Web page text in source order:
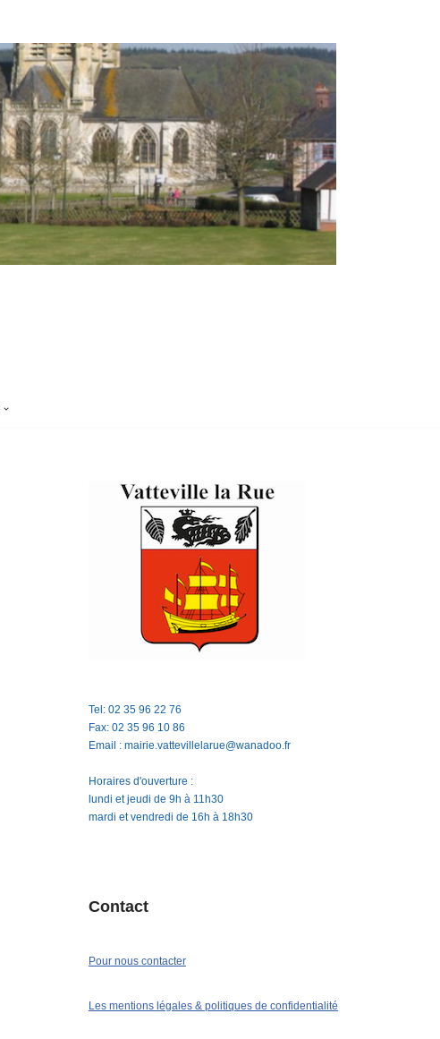
Tel: 02 35 96 22 76
Fax: 02 35 96 10 86
Email : mairie.vattevillelarue@wanadoo.fr
Horaires d'ouverture :
lundi et jeudi de 9h à 11h30
mardi et vendredi de 16h à 18h30
Contact
Pour nous contacter
Les mentions légales & politiques de confidentialité